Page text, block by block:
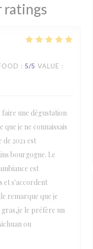
ratings
: 5/5 VALUE :
une dégustation
je ne connaissais
2021 est
bourgogne. Le
est
et s'accordent
remarque que je
le préfère un
ou